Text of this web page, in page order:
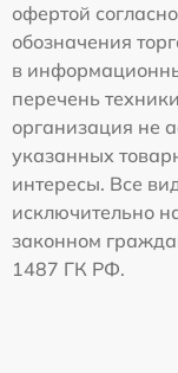
офертой
обозначения
в
перечень
организация не
указанных
интересы. Все
исключительно
законном
1487 ГК РФ.